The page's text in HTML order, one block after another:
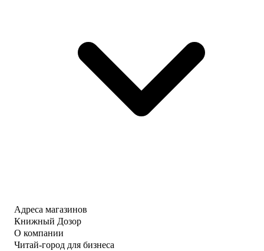
Адреса магазинов
Книжный Дозор
О компании
Читай-город для бизнеса